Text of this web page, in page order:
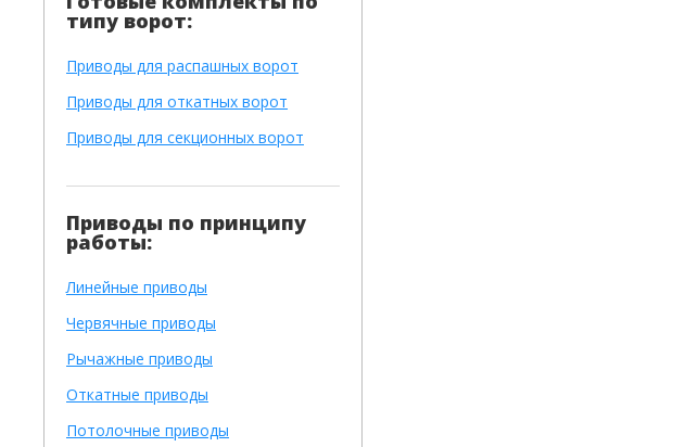
типу ворот:
Приводы для распашных ворот
Приводы для откатных ворот
Приводы для секционных ворот
Приводы по принципу
работы:
Линейные приводы
Червячные приводы
Рычажные приводы
Откатные приводы
Потолочные приводы